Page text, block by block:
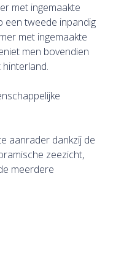
met ingemaakte
een tweede inpandig
met ingemaakte
men bovendien
aanrader dankzij de
zeezicht,
meerdere